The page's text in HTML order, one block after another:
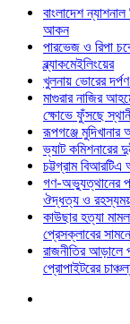
বাংলাদেশ
আকন
পারভেজ ও রিপা
ব্ল্যাকমেইলিংয়ের
খুলনায় ভোরের
মাগুরার নাজির
ক্ষোভে ফুঁসছে
রূপগঞ্জে
ভ্যাট কমিশনারের
চট্টগ্রাম বিআরটিএ
গণ-অভ্যুত্থানের
ঔদ্ধত্য ও
কাউছার হত্যা
প্রেসক্লাবের
রাজনীতির আড়ালে
প্রোপাইটরের